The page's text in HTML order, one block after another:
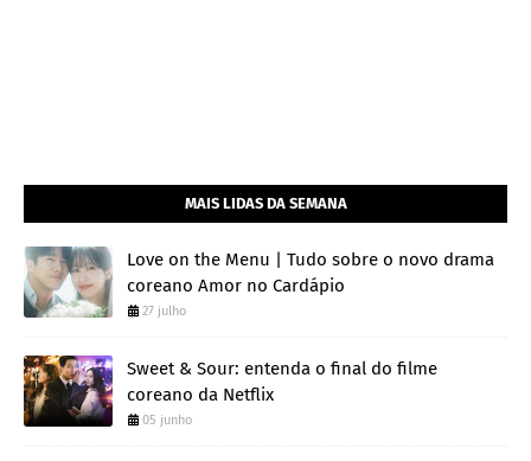
MAIS LIDAS DA SEMANA
Love on the Menu | Tudo sobre o novo drama
coreano Amor no Cardápio
27 julho
Sweet & Sour: entenda o final do filme
coreano da Netflix
05 junho